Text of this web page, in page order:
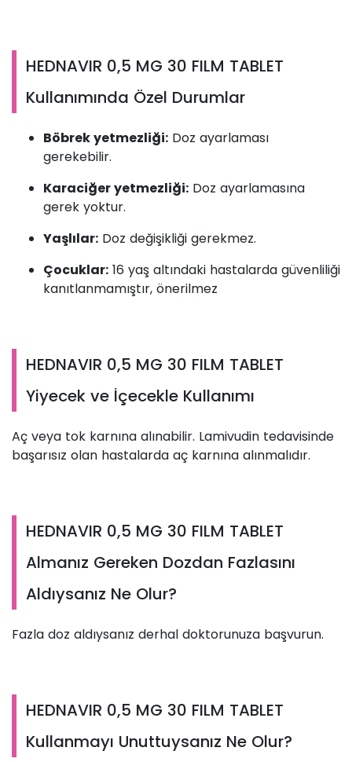
HEDNAVIR 0,5 MG 30 FILM TABLET
Kullanımında Özel Durumlar
Böbrek yetmezliği: Doz ayarlaması
gerekebilir.
Karaciğer yetmezliği: Doz ayarlamasına
gerek yoktur.
Yaşlılar: Doz değişikliği gerekmez.
Çocuklar: 16 yaş altındaki hastalarda güvenliliği
kanıtlanmamıştır, önerilmez
HEDNAVIR 0,5 MG 30 FILM TABLET
Yiyecek ve İçecekle Kullanımı
Aç veya tok karnına alınabilir. Lamivudin tedavisinde
başarısız olan hastalarda aç karnına alınmalıdır.
HEDNAVIR 0,5 MG 30 FILM TABLET
Almanız Gereken Dozdan Fazlasını
Aldıysanız Ne Olur?
Fazla doz aldıysanız derhal doktorunuza başvurun.
HEDNAVIR 0,5 MG 30 FILM TABLET
Kullanmayı Unuttuysanız Ne Olur?